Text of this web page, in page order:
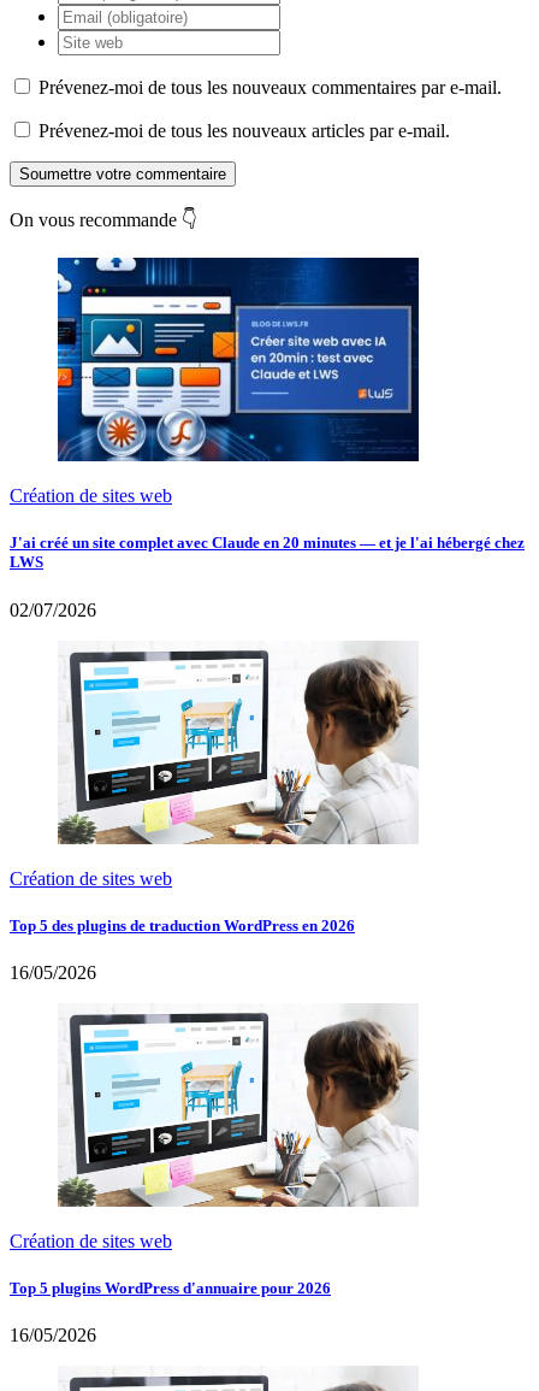
Prévenez-moi de tous les nouveaux commentaires par e-mail.
Prévenez-moi de tous les nouveaux articles par e-mail.
Soumettre votre commentaire
On vous recommande 👇
Création de sites web
J'ai créé un site complet avec Claude en 20 minutes — et je l'ai hébergé chez
LWS
02/07/2026
Création de sites web
Top 5 des plugins de traduction WordPress en 2026
16/05/2026
Création de sites web
Top 5 plugins WordPress d'annuaire pour 2026
16/05/2026